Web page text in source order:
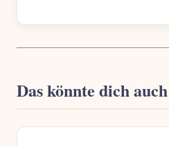
Das könnte dich